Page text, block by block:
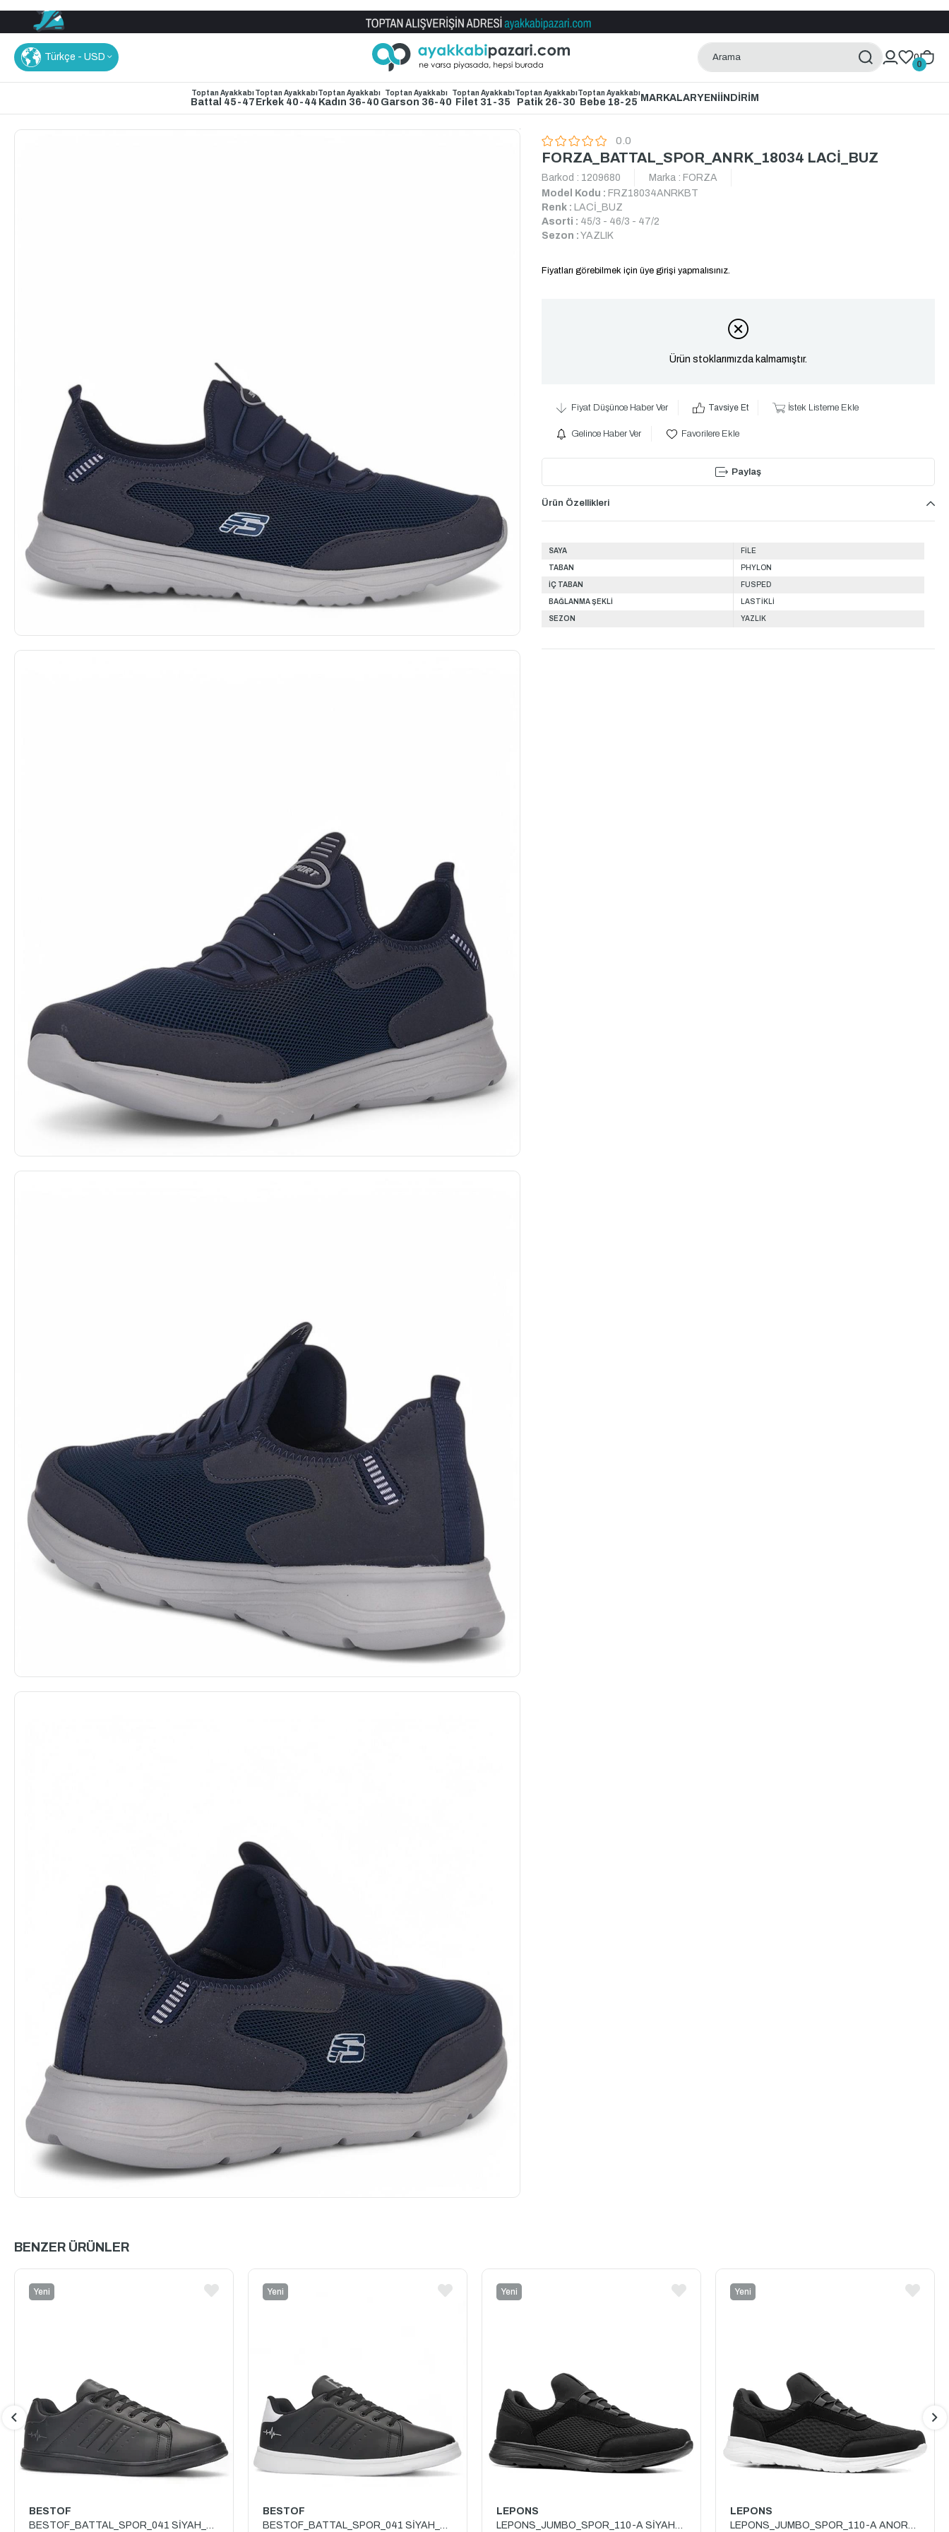
Türkçe - USD 0
0
Toptan Ayakkabı
Battal 45-47
Toptan Ayakkabı
Erkek 40-44
Toptan Ayakkabı
Kadın 36-40
Toptan Ayakkabı
Garson 36-40
Toptan Ayakkabı
Filet 31-35
Toptan Ayakkabı
Patik 26-30
Toptan Ayakkabı
Bebe 18-25 MARKALARYENİİNDİRİM
0.0
FORZA_BATTAL_SPOR_ANRK_18034 LACİ_BUZ
Barkod : 1209680 Marka : FORZA
Model Kodu : FRZ18034ANRKBT
Renk : LACİ_BUZ
Asorti : 45/3 - 46/3 - 47/2
Sezon : YAZLIK
Fiyatları görebilmek için üye girişi yapmalısınız.
Ürün stoklarımızda kalmamıştır.
Fiyat Düşünce Haber Ver Tavsiye Et İstek Listeme Ekle
Gelince Haber Ver Favorilere Ekle
Paylaş
Ürün Özellikleri
SAYA FİLE
TABAN PHYLON
İÇ TABAN FUSPED
BAĞLANMA ŞEKLİ LASTİKLİ
SEZON YAZLIK
BENZER ÜRÜNLER
BESTOF
BESTOF_BATTAL_SPOR_041 SİYAH_SİYAH
Yeni
BESTOF
BESTOF_BATTAL_SPOR_041 SİYAH_BEYAZ
Yeni
LEPONS
LEPONS_JUMBO_SPOR_110-A SİYAH_SİYAH
Yeni
LEPONS
LEPONS_JUMBO_SPOR_110-A ANORAK_SİYAH_BEYAZ
Yeni